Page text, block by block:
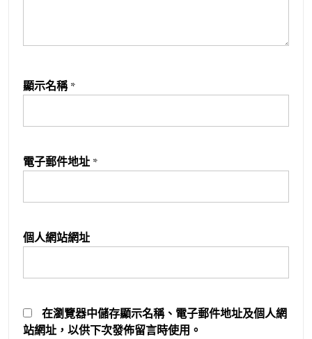
顯示名稱 *
電子郵件地址 *
個人網站網址
在瀏覽器中儲存顯示名稱、電子郵件地址及個人網
站網址，以供下次發佈留言時使用。